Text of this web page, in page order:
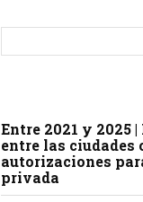
Entre 2021 y 2025
entre las ciudades
autorizaciones
privada